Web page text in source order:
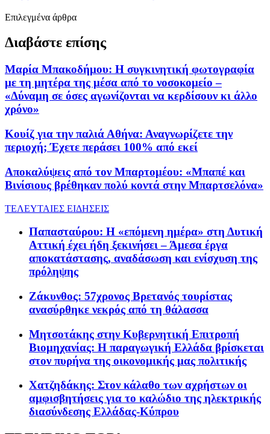
Επιλεγμένα άρθρα
Διαβάστε επίσης
Μαρία Μπακοδήμου: H συγκινητική φωτογραφία
με τη μητέρα της μέσα από το νοσοκομείο –
«Δύναμη σε όσες αγωνίζονται να κερδίσουν κι άλλο
χρόνο»
Κουίζ για την παλιά Αθήνα: Αναγνωρίζετε την
περιοχή; Έχετε περάσει 100% από εκεί
Αποκαλύψεις από τον Μπαρτομέου: «Μπαπέ και
Βινίσιους βρέθηκαν πολύ κοντά στην Μπαρτσελόνα»
ΤΕΛΕΥΤΑΙΕΣ ΕΙΔΗΣΕΙΣ
Παπασταύρου: Η «επόμενη ημέρα» στη Δυτική
Αττική έχει ήδη ξεκινήσει – Άμεσα έργα
αποκατάστασης, αναδάσωση και ενίσχυση της
πρόληψης
Ζάκυνθος: 57χρονος Βρετανός τουρίστας
ανασύρθηκε νεκρός από τη θάλασσα
Μητσοτάκης στην Κυβερνητική Επιτροπή
Βιομηχανίας: Η παραγωγική Ελλάδα βρίσκεται
στον πυρήνα της οικονομικής μας πολιτικής
Χατζηδάκης: Στον κάλαθο των αχρήστων οι
αμφισβητήσεις για το καλώδιο της ηλεκτρικής
διασύνδεσης Ελλάδας-Κύπρου